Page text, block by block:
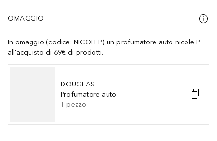
OMAGGIO
In omaggio (codice: NICOLEP) un profumatore auto nicole P
all'acquisto di 69€ di prodotti.
DOUGLAS
Profumatore auto
1 pezzo